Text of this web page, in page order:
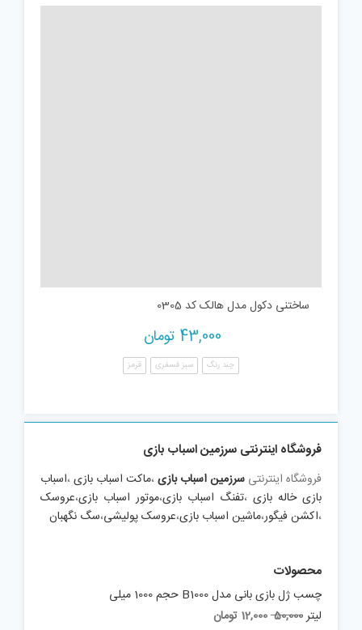
ساختنی دکول مدل هالک کد 0305
43,000 تومان
چند رنگ سبز فسفری قرمز
فروشگاه اینترنتی سرزمین اسباب بازی
فروشگاه اینترنتی سرزمین اسباب بازی،ماکت اسباب بازی،اسباب
بازی خاله بازی ،تفنگ اسباب بازی،موتور اسباب بازی،عروسک
،اکشن فیگور،ماشین اسباب بازی،عروسک پولیشی،سگ نگهبان
محصولات
چسب ژل بازی بانی مدل B1000 حجم 1000 میلی
لیتر50,000
Original
12,000 تومان